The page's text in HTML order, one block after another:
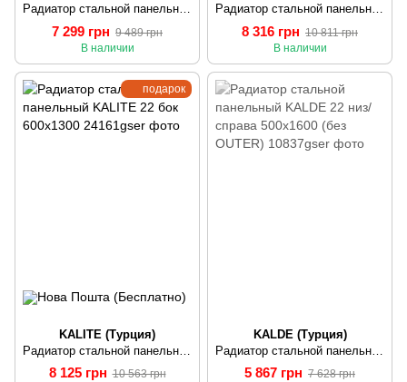
Радиатор стальной панельный KALITE 22 бок 500х1300
7 299 грн 9 489 грн
В наличии
Радиатор стальной панельный KALITE 22 бок 500х1500
8 316 грн 10 811 грн
В наличии
подарок
KALITE (Турция)
8 125 грн 10 563 грн
KALDE (Турция)
5 867 грн 7 628 грн